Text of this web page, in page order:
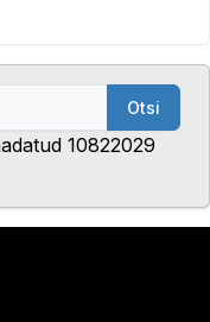
Otsi
10822029